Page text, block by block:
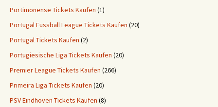
Portimonense Tickets Kaufen (1)
Portugal Fussball League Tickets Kaufen (20)
Portugal Tickets Kaufen (2)
Portugiesische Liga Tickets Kaufen (20)
Premier League Tickets Kaufen (266)
Primeira Liga Tickets Kaufen (20)
PSV Eindhoven Tickets Kaufen (8)